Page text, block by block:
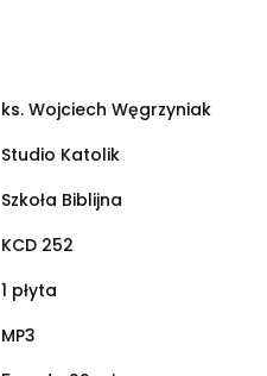
ks. Wojciech Węgrzyniak
Studio Katolik
Szkoła Biblijna
KCD 252
1 płyta
MP3